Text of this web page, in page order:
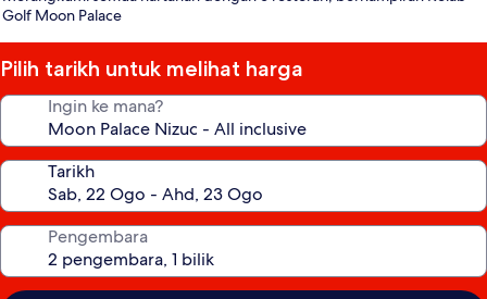
bintang
Golf Moon Palace
Pilih tarikh untuk melihat harga
Ingin ke mana?
Tarikh
Pengembara